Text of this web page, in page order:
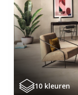
10 kleuren